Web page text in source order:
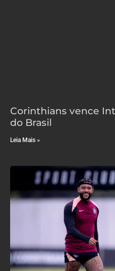
Corinthians vence
do Brasil
Leia Mais »